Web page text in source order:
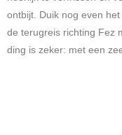
ontbijt. Duik nog even
de terugreis richting Fez
ding is zeker: met een